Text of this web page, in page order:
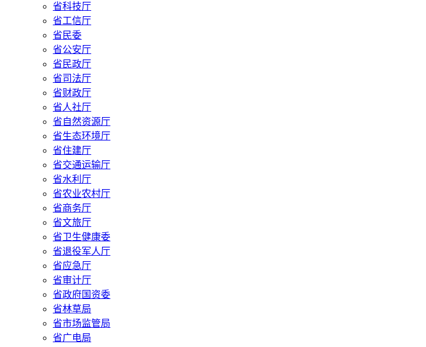
省科技厅
省工信厅
省民委
省公安厅
省民政厅
省司法厅
省财政厅
省人社厅
省自然资源厅
省生态环境厅
省住建厅
省交通运输厅
省水利厅
省农业农村厅
省商务厅
省文旅厅
省卫生健康委
省退役军人厅
省应急厅
省审计厅
省政府国资委
省林草局
省市场监管局
省广电局